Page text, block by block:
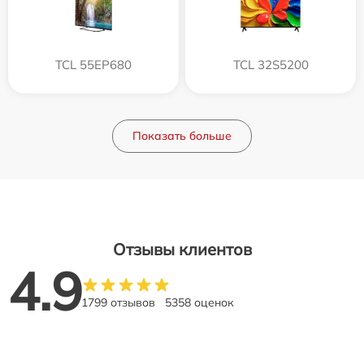
TCL 55EP680 TCL 32S5200
Показать больше
Отзывы клиентов
4.91799 отзывов 5358 оценок